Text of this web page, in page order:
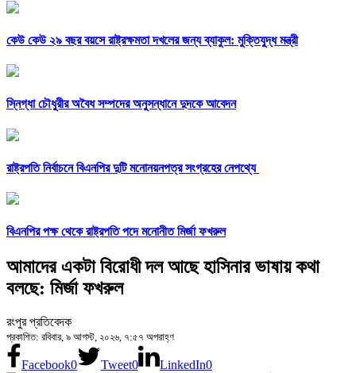
কেউ কেউ ২৯ বছর বয়সে রাষ্ট্রক্ষমতা দখলের জন্য ব্যাকুল: মুক্তিযুদ্ধ মন্ত্রী
স্নিগ্ধা চৌধুরীর অবৈধ সম্পদের অনুসন্ধানে দুদকে আবেদন
রাষ্ট্রপতি নির্বাচনে বিএনপির দুটি মনোনয়নপত্র সংগ্রহের নেপথ্যে
বিএনপির পক্ষ থেকে রাষ্ট্রপতি পদে মনোনীত মির্জা ফখরুল
আমাদের একটা বিরোধী দল আছে হাসিনার ভাষায় কথা
বলছে: মির্জা ফখরুল
রংপুর প্রতিবেদক
প্রকাশিত: রবিবার, ৯ আগস্ট, ২০২৬, ৭:৫৭ অপরাহ্ণ
Facebook0 Tweet0 LinkedIn0